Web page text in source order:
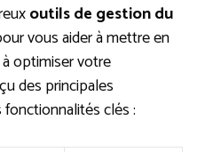
outils de gestion du
vous aider à mettre en
optimiser votre
des principales
clés :